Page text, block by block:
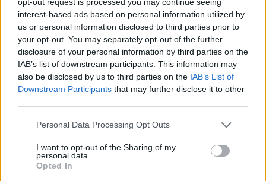
interest-based ads based on personal information utilized by
us or personal information disclosed to third parties prior to
your opt-out. You may separately opt-out of the further
disclosure of your personal information by third parties on the
IAB’s list of downstream participants. This information may
also be disclosed by us to third parties on the IAB’s List of
Downstream Participants that may further disclose it to other
Personal Data Processing Opt Outs
I want to opt-out of the Sharing of my
personal data.
Opted In
Gegia:Buonanotte 😍
2
13 Gennaio 2021 alle ore 20:51
·Ti stimo· Rispondi
TeclaScilladia:Buon giovedì 🤗🤗🤗
2
Elymarghe:Buon venerdì Tony 🤗😘😘
15 Gennaio 2021 alle ore 07:57
·Ti stimo ·Rispondi